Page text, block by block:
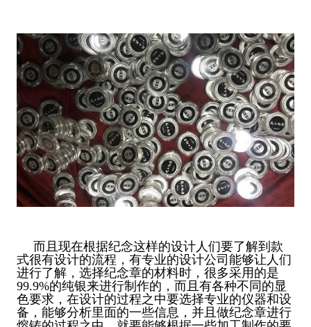
而且现在根据纪念这样的设计人们要了解到款
式很有设计的流程，有专业的设计公司能够让人们
进行了解，选择纪念章的材料时，很多采用的是
99.9%的纯银来进行制作的，而且有各种不同的显
色要求，在设计的过程之中要选择专业的仪器和设
备，能够分析里面的一些信息，并且做纪念章进行